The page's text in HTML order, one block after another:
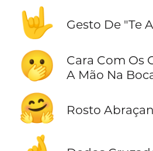
🤟 Gesto De "Te
🫢
Cara Com Os
A Mão Na
🤗 Rosto